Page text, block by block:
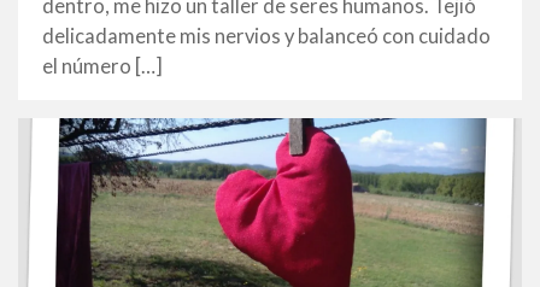
dentro, me hizo un taller de seres humanos. Tejió
delicadamente mis nervios y balanceó con cuidado
el número […]